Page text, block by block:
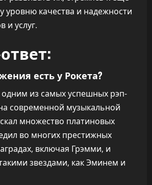
уровню качества и надежности
и услуг.
есть у Рокета?
одним из самых успешных рэп-
современной музыкальной
множество платиновых
во многих престижных
включая Грэмми, и
звездами, как Эминем и